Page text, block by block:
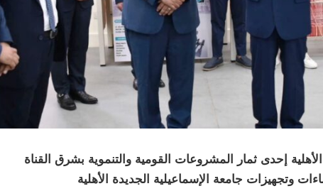
إحدى ثمار المشروعات القومية والتنموية بشرق القناة